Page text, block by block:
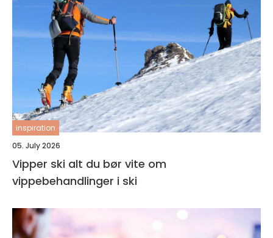
inspiration
05. July 2026
Vipper ski alt du bør vite om
vippebehandlinger i ski